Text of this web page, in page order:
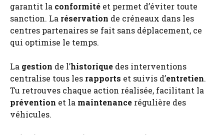
garantit la conformité et permet d’éviter toute
sanction. La réservation de créneaux dans les
centres partenaires se fait sans déplacement, ce
qui optimise le temps.
La gestion de l’historique des interventions
centralise tous les rapports et suivis d’entretien.
Tu retrouves chaque action réalisée, facilitant la
prévention et la maintenance régulière des
véhicules.